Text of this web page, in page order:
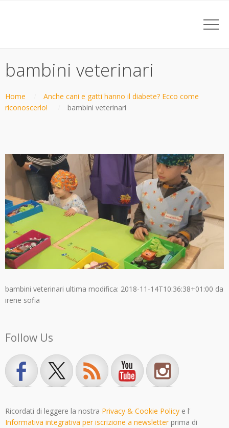
bambini veterinari
Home
Anche cani e gatti hanno il diabete? Ecco come
riconoscerlo!
bambini veterinari
bambini veterinari ultima modifica: 2018-11-14T10:36:38+01:00 da
irene sofia
Follow Us
Ricordati di leggere la nostra Privacy & Cookie Policy e l'
Informativa integrativa per iscrizione a newsletterprima di